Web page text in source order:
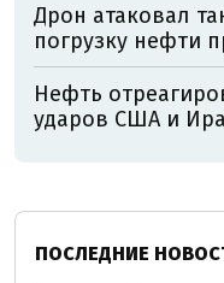
Дрон атаковал
погрузку нефти
Нефть
ударов США и
ПОСЛЕДНИЕ